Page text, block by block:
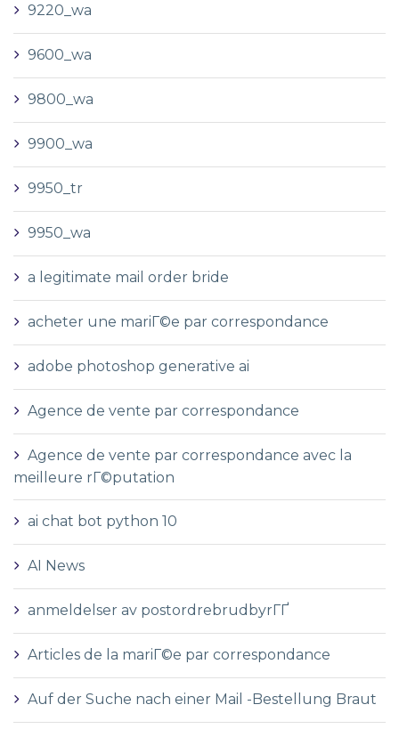
9220_wa
9600_wa
9800_wa
9900_wa
9950_tr
9950_wa
a legitimate mail order bride
acheter une mariГ©e par correspondance
adobe photoshop generative ai
Agence de vente par correspondance
Agence de vente par correspondance avec la
meilleure rГ©putation
ai chat bot python 10
AI News
anmeldelser av postordrebrudbyrГҐ
Articles de la mariГ©e par correspondance
Auf der Suche nach einer Mail -Bestellung Braut